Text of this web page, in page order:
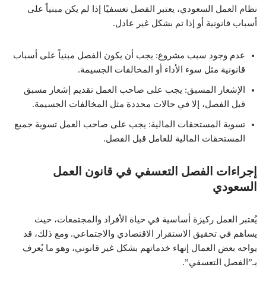
نظام العمل السعودي، يعتبر الفصل تعسفيًا إذا لم يكن مبنياً على
أسباب قانونية أو إذا تم بشكل غير عادل.
عدم وجود سبب مشروع: يجب أن يكون الفصل مبنياً على أسباب
قانونية مثل سوء الأداء أو المخالفات الجسيمة.
الإشعار المسبق: يجب على صاحب العمل تقديم إشعار مسبق
قبل الفصل، إلا في حالات محددة مثل المخالفات الجسيمة.
تسوية المستحقات المالية: يجب على صاحب العمل تسوية جميع
المستحقات المالية للعامل قبل الفصل.
إجراءات الفصل التعسفي في قانون العمل
السعودي
يُعتبر العمل ركيزة أساسية في حياة الأفراد والمجتمعات، حيث
يساهم في تحقيق الاستقرار الاقتصادي والاجتماعي. ومع ذلك، قد
يواجه بعض العمال إنهاء خدماتهم بشكل غير قانوني، وهو ما يُعرف
بـ”الفصل التعسفي”.